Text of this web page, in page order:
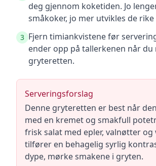
deg gjennom koketiden. Jo
småkoker, jo mer utvikles de rike
3 Fjern timiankvistene før
ender opp på tallerkenen når du
gryteretten.
Serveringsforslag
Denne gryteretten er best når
med en kremet og smakfull
frisk salat med epler, valnøtter
tilfører en behagelig syrlig
dype, mørke smakene i gryten.